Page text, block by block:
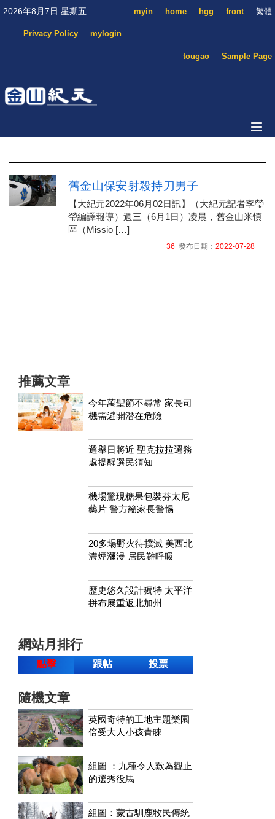
2026年8月7日 星期五 繁體
front
hgg
home
myin
mylogin
Privacy Policy
Sample Page
tougao
舊金山保安射殺持刀男子
【大紀元2022年06月02日訊】（大紀元記者李瑩
瑩編譯報導）週三（6月1日）凌晨，舊金山米慎
區（Missio […]
36 發布日期： 2022-07-28
推薦文章
今年萬聖節不尋常 家長司
機需避開潛在危險
選舉日將近 聖克拉拉選務
處提醒選民須知
機場驚現糖果包裝芬太尼
藥片 警方籲家長警惕
20多場野火待撲滅 美西北
濃煙瀰漫 居民難呼吸
歷史悠久設計獨特 太平洋
拼布展重返北加州
網站月排行
點擊 跟帖 投票
隨機文章
英國奇特的工地主題樂園
倍受大人小孩青睞
組圖 ：九種令人歎為觀止
的選秀役馬
組圖：蒙古馴鹿牧民傳統